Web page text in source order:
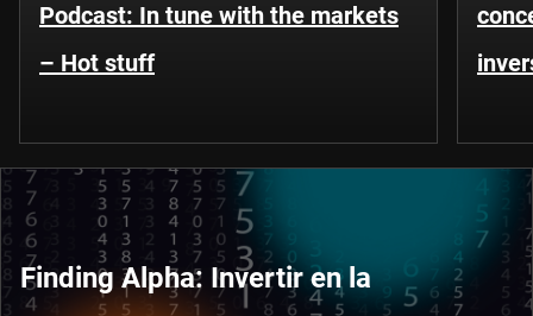
Podcast: In tune with the markets
– Hot stuff
Finding Alpha: Invertir en la